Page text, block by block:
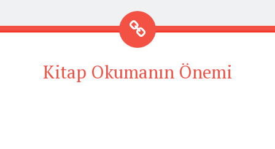
Kitap Okumanın Önemi